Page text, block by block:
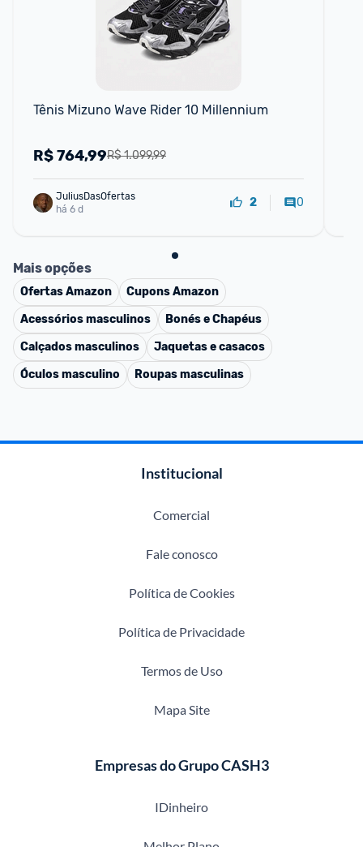
Tênis Mizuno Wave Rider 10 Millennium
R$ 1.099,99
R$764,99
JuliusDasOfertas
há 6 d
2 0
Mais opções
OfertasAmazon CuponsAmazon
Acessórios masculinos
Bonés e Chapéus
Calçados masculinos
Jaquetas e casacos
Óculos masculino
Roupas masculinas
Institucional
Comercial
Fale conosco
Política de Cookies
Política de Privacidade
Termos de Uso
Mapa Site
Empresas do Grupo CASH3
IDinheiro